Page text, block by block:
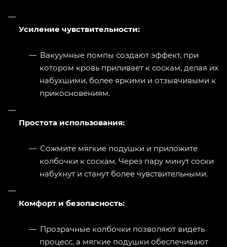
Усиление чувствительности:
Вакуумные помпы создают эффект, при
котором кровь приливает к соскам, делая их
набухшими, более яркими и отзывчивыми к
прикосновениям.
Простота использования:
Сожмите мягкие подушки и приложите
колбочки к соскам. Через пару минут соски
набухнут и станут более чувствительными.
Комфорт и безопасность:
Прозрачные колбочки позволяют видеть
процесс, а мягкие подушки обеспечивают